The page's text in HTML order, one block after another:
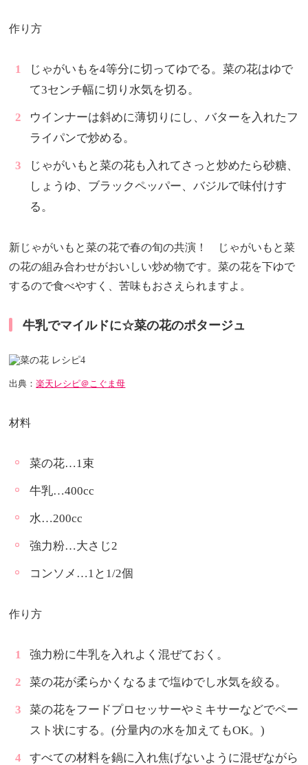
作り方
じゃがいもを4等分に切ってゆでる。菜の花はゆで
て3センチ幅に切り水気を切る。
ウインナーは斜めに薄切りにし、バターを入れたフ
ライパンで炒める。
じゃがいもと菜の花も入れてさっと炒めたら砂糖、
しょうゆ、ブラックペッパー、バジルで味付けす
る。
新じゃがいもと菜の花で春の旬の共演！ じゃがいもと菜
の花の組み合わせがおいしい炒め物です。菜の花を下ゆで
するので食べやすく、苦味もおさえられますよ。
牛乳でマイルドに☆菜の花のポタージュ
出典：楽天レシピ＠こぐま母
材料
菜の花…1束
牛乳…400cc
水…200cc
強力粉…大さじ2
コンソメ…1と1/2個
作り方
強力粉に牛乳を入れよく混ぜておく。
菜の花が柔らかくなるまで塩ゆでし水気を絞る。
菜の花をフードプロセッサーやミキサーなどでペー
スト状にする。(分量内の水を加えてもOK。)
すべての材料を鍋に入れ焦げないように混ぜながら